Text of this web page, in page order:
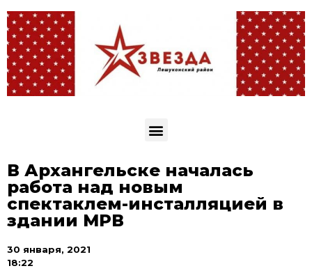
В Архангельске началась
работа над новым
спектаклем-инсталляцией в
здании МРВ
30 января, 2021
18:22